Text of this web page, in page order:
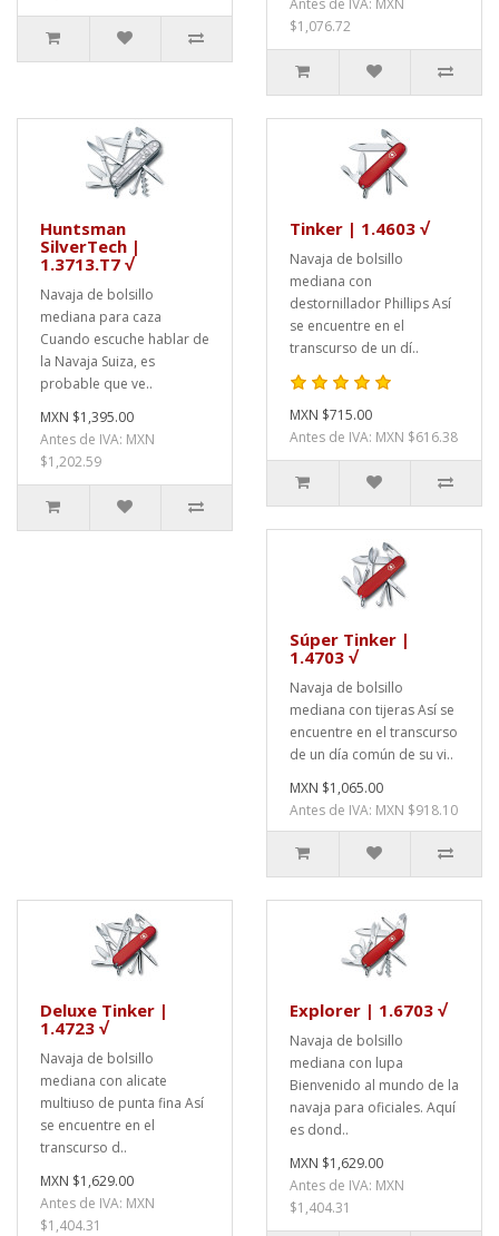
Antes de IVA: MXN
$1,076.72
Huntsman
SilverTech |
1.3713.T7 √
Navaja de bolsillo
mediana para caza
Cuando escuche hablar de
la Navaja Suiza, es
probable que ve..
MXN $1,395.00
Antes de IVA: MXN
$1,202.59
Tinker | 1.4603 √
Navaja de bolsillo
mediana con
destornillador Phillips Así
se encuentre en el
transcurso de un dí..
MXN $715.00
Antes de IVA: MXN $616.38
Súper Tinker |
1.4703 √
Navaja de bolsillo
mediana con tijeras Así se
encuentre en el transcurso
de un día común de su vi..
MXN $1,065.00
Antes de IVA: MXN $918.10
Deluxe Tinker |
1.4723 √
Navaja de bolsillo
mediana con alicate
multiuso de punta fina Así
se encuentre en el
transcurso d..
MXN $1,629.00
Antes de IVA: MXN
$1,404.31
Explorer | 1.6703 √
Navaja de bolsillo
mediana con lupa
Bienvenido al mundo de la
navaja para oficiales. Aquí
es dond..
MXN $1,629.00
Antes de IVA: MXN
$1,404.31